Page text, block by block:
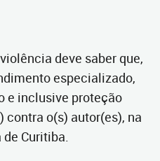
deve saber que,
especializado,
e inclusive proteção
o(s) autor(es), na
Curitiba.